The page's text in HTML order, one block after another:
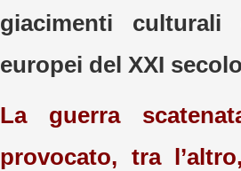
giacimenti
europei del XXI
La guerra
provocato, tra